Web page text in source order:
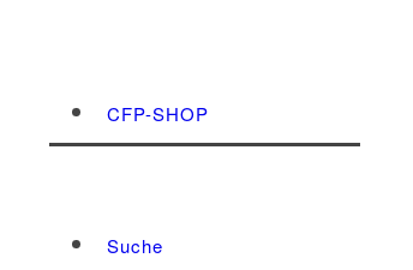
CFP-SHOP
Suche